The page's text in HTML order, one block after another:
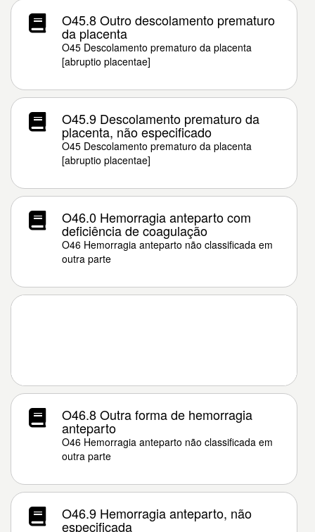
O45.8 Outro descolamento prematuro
da placenta
O45 Descolamento prematuro da placenta
[abruptio placentae]
O45.9 Descolamento prematuro da
placenta, não especificado
O45 Descolamento prematuro da placenta
[abruptio placentae]
O46.0 Hemorragia anteparto com
deficiência de coagulação
O46 Hemorragia anteparto não classificada em
outra parte
O46.8 Outra forma de hemorragia
anteparto
O46 Hemorragia anteparto não classificada em
outra parte
O46.9 Hemorragia anteparto, não
especificada